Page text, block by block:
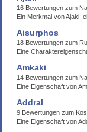
16 Bewertungen zum
Ein Merkmal von Ajaki:
Aisurphos
18 Bewertungen zum
Eine
Amkaki
14 Bewertungen zum
Eine Eigenschaft von
Addral
9 Bewertungen zum
Eine Eigenschaft von